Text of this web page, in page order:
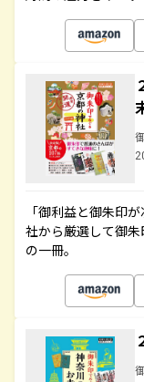
「御利益と御朱印
社から厳選して御
の一冊。